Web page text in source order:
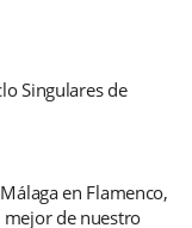
Singulares de
en Flamenco,
de nuestro